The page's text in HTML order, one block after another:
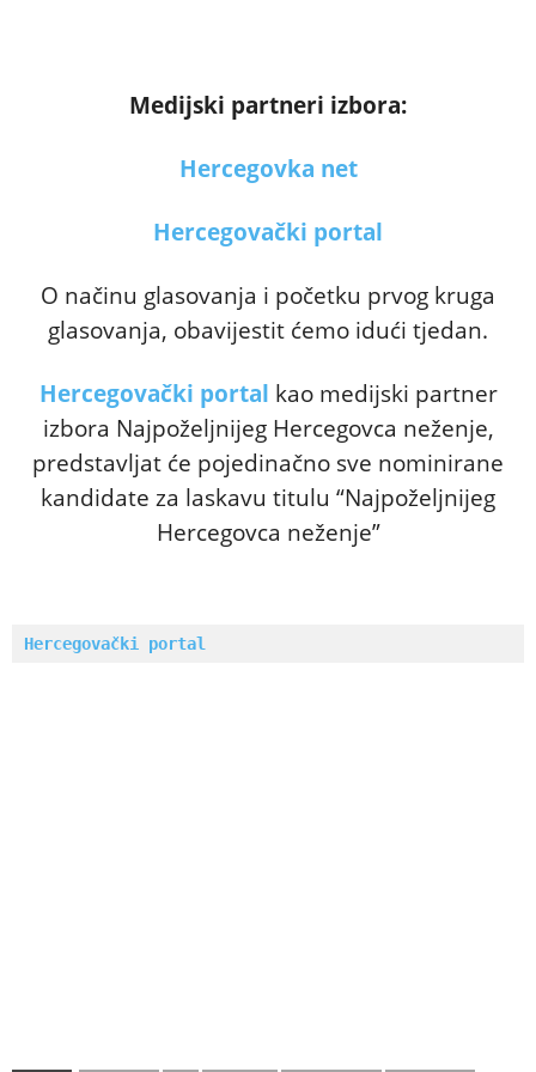
Medijski partneri izbora:
Hercegovka net
Hercegovački portal
O načinu glasovanja i početku prvog kruga
glasovanja, obavijestit ćemo idući tjedan.
Hercegovački portal kao medijski partner
izbora Najpoželjnijeg Hercegovca neženje,
predstavljat će pojedinačno sve nominirane
kandidate za laskavu titulu “Najpoželjnijeg
Hercegovca neženje”
Hercegovački portal